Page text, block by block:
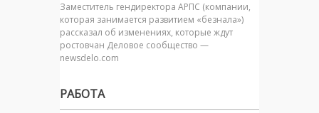
Заместитель гендиректора АРПС (компании,
которая занимается развитием «безнала»)
рассказал об изменениях, которые ждут
ростовчан Деловое сообщество —
newsdelo.com
РАБОТА